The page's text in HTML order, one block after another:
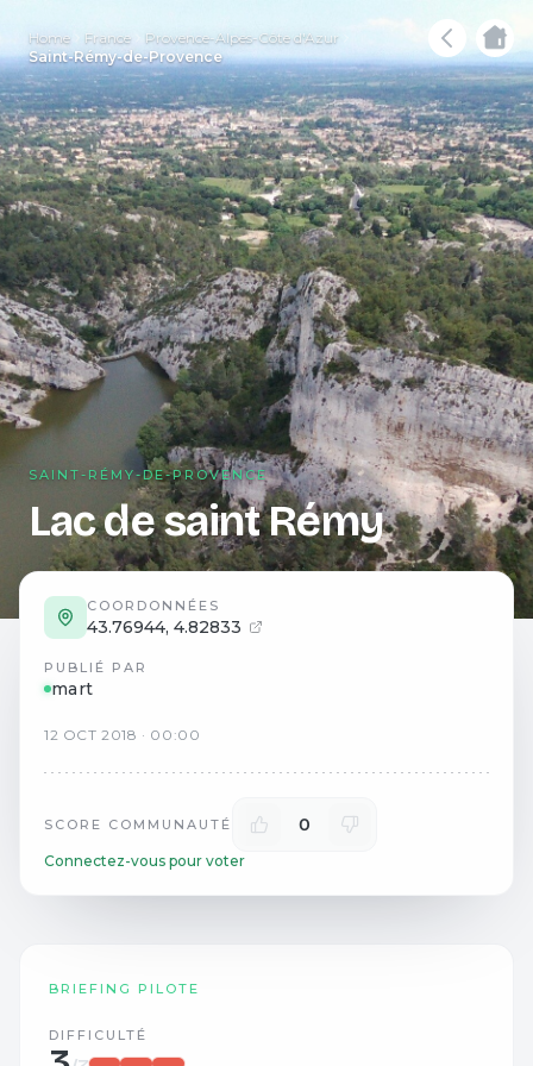
Home France
Provence-Alpes-Côte d'Azur
Saint-Rémy-de-Provence
SAINT-RÉMY-DE-PROVENCE
Lac de saint Rémy
COORDONNÉES
43.76944, 4.82833
PUBLIÉ PAR
mart
12 OCT 2018 · 00:00
SCORE COMMUNAUTÉ 0
Connectez-vous pour voter
BRIEFING PILOTE
DIFFICULTÉ